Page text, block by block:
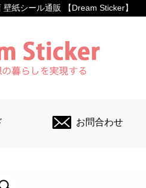
紙シール通販 【Dream Sticker】
お問合わせ